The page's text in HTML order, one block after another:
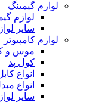
لوازم گیمینگ
لوازم
سایر
لوازم کامپیوتر
موس و
کول پد
انواع
انواع
سایر